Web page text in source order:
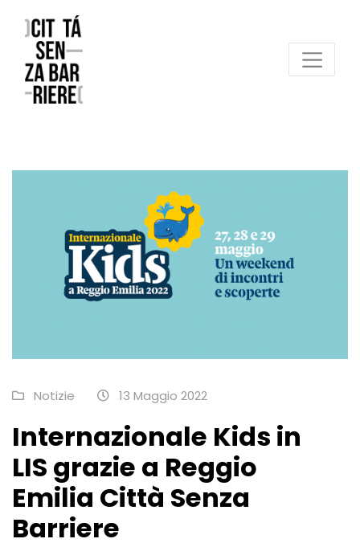
Notizie 13 Maggio 2022
Internazionale Kids in
LIS grazie a Reggio
Emilia Città Senza
Barriere